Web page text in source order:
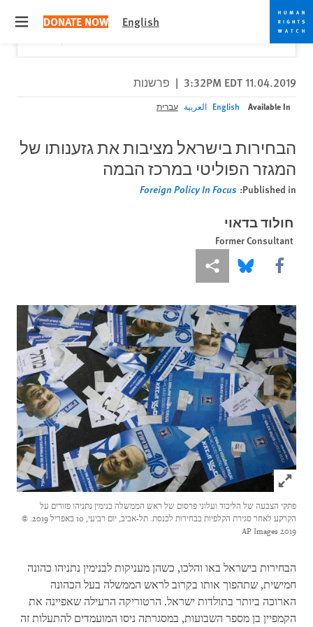
Skip
to
cookie
privacy
notice
Skip
to
main
content
English
DONATE NOW
Would you like to read this page in English?
Close
11.04.2019 3:32PM EDT
| פרשנות
Available In
English العربية עברית
הבחירות בישראל מציבות את גזענותו של
המגזר הפוליטי במרכז הבמה
Published in:
Foreign Policy In Focus
חולוד בדאוי
Former Consultant
Share this via Facebook
Share this via Bluesky
More sharing options
Click to expand Image
פתקי הצבעה של הליכוד ועלוני פרסום של ראש הממשלה בנימין נתניהו פזורים על
הקרקע לאחר סגירת הקלפיות בבחירות לכנסת. תל-אביב, יום רביעי, 10 באפריל 2019.
©
2019 AP Images
הבחירות בישראל באו והלכו, כשהן מעניקות לבנימין נתניהו כהונה
חמישית, שתהפוך אותו בקרוב לראש הממשלה בעל הכהונה
הארוכה ביותר בתולדות ישראל. הרטוריקה הרעילה שאפיינה את
הקמפיין בן מספר השבועות, במסגרתה ניסו המועמדים להתעלות זה